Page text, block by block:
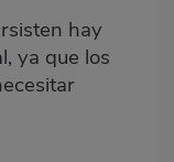
hay
ya que los